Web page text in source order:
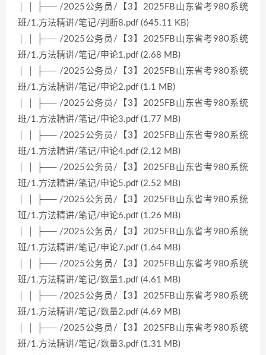
│ │ ├── /2025公务员/【3】2025FB山东省考980系统
班/1.方法精讲/笔记/判断8.pdf (645.11 KB)
│ │ ├── /2025公务员/【3】2025FB山东省考980系统
班/1.方法精讲/笔记/申论1.pdf (2.68 MB)
│ │ ├── /2025公务员/【3】2025FB山东省考980系统
班/1.方法精讲/笔记/申论2.pdf (1.1 MB)
│ │ ├── /2025公务员/【3】2025FB山东省考980系统
班/1.方法精讲/笔记/申论3.pdf (1.77 MB)
│ │ ├── /2025公务员/【3】2025FB山东省考980系统
班/1.方法精讲/笔记/申论4.pdf (2.12 MB)
│ │ ├── /2025公务员/【3】2025FB山东省考980系统
班/1.方法精讲/笔记/申论5.pdf (2.52 MB)
│ │ ├── /2025公务员/【3】2025FB山东省考980系统
班/1.方法精讲/笔记/申论6.pdf (1.26 MB)
│ │ ├── /2025公务员/【3】2025FB山东省考980系统
班/1.方法精讲/笔记/申论7.pdf (1.64 MB)
│ │ ├── /2025公务员/【3】2025FB山东省考980系统
班/1.方法精讲/笔记/数量1.pdf (4.61 MB)
│ │ ├── /2025公务员/【3】2025FB山东省考980系统
班/1.方法精讲/笔记/数量2.pdf (4.69 MB)
│ │ ├── /2025公务员/【3】2025FB山东省考980系统
班/1.方法精讲/笔记/数量3.pdf (1.31 MB)